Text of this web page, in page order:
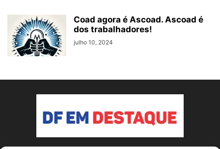
Coad agora é Ascoad. Ascoad é
dos trabalhadores!
julho 10, 2024